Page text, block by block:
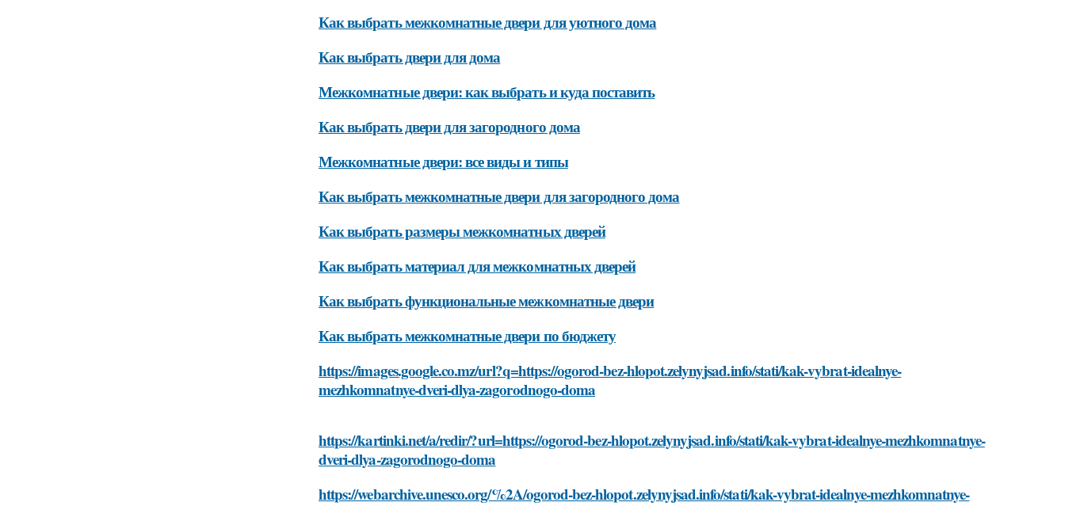
Как выбрать межкомнатные двери для уютного дома
Как выбрать двери для дома
Межкомнатные двери: как выбрать и куда поставить
Как выбрать двери для загородного дома
Межкомнатные двери: все виды и типы
Как выбрать межкомнатные двери для загородного дома
Как выбрать размеры межкомнатных дверей
Как выбрать материал для межкомнатных дверей
Как выбрать функциональные межкомнатные двери
Как выбрать межкомнатные двери по бюджету
https://images.google.co.mz/url?q=https://ogorod-bez-hlopot.zelynyjsad.info/stati/kak-vybrat-idealnye-
mezhkomnatnye-dveri-dlya-zagorodnogo-doma
https://kartinki.net/a/redir/?url=https://ogorod-bez-hlopot.zelynyjsad.info/stati/kak-vybrat-idealnye-mezhkomnatnye-
dveri-dlya-zagorodnogo-doma
https://webarchive.unesco.org/%2A/ogorod-bez-hlopot.zelynyjsad.info/stati/kak-vybrat-idealnye-mezhkomnatnye-